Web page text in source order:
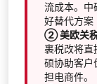
流成本。中
好替代方案
② 美欧关
裹税改将直
硕协助客户
担电商件。